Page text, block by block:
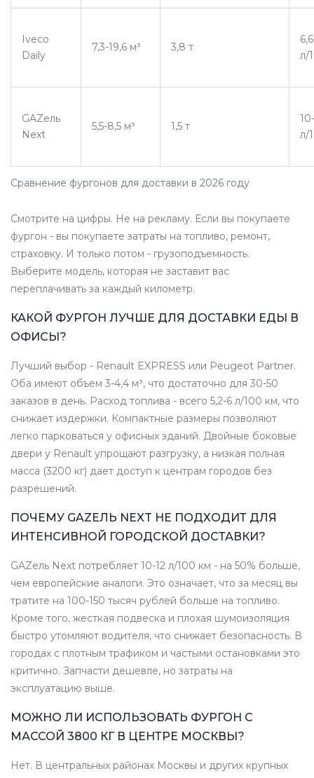
Сравнение фургонов для доставки в 2026 году
Iveco
Daily
7,3-19,6 м³ 3,8 т
л/
GAZель
Next
5,5-8,5 м³ 1,5 т
л/
Смотрите на цифры. Не на рекламу. Если вы покупаете
фургон - вы покупаете затраты на топливо, ремонт,
страховку. И только потом - грузоподъемность.
Выберите модель, которая не заставит вас
переплачивать за каждый километр.
КАКОЙ ФУРГОН ЛУЧШЕ ДЛЯ ДОСТАВКИ ЕДЫ В
ОФИСЫ?
Лучший выбор - Renault EXPRESS или Peugeot Partner.
Оба имеют объем 3-4,4 м³, что достаточно для 30-50
заказов в день. Расход топлива - всего 5,2-6 л/100 км, что
снижает издержки. Компактные размеры позволяют
легко парковаться у офисных зданий. Двойные боковые
двери у Renault упрощают разгрузку, а низкая полная
масса (3200 кг) дает доступ к центрам городов без
разрешений.
ПОЧЕМУ GAZЕЛЬ NEXT НЕ ПОДХОДИТ ДЛЯ
ИНТЕНСИВНОЙ ГОРОДСКОЙ ДОСТАВКИ?
GAZель Next потребляет 10-12 л/100 км - на 50% больше,
чем европейские аналоги. Это означает, что за месяц вы
тратите на 100-150 тысяч рублей больше на топливо.
Кроме того, жесткая подвеска и плохая шумоизоляция
быстро утомляют водителя, что снижает безопасность. В
городах с плотным трафиком и частыми остановками это
критично. Запчасти дешевле, но затраты на
эксплуатацию выше.
МОЖНО ЛИ ИСПОЛЬЗОВАТЬ ФУРГОН С
МАССОЙ 3800 КГ В ЦЕНТРЕ МОСКВЫ?
Нет. В центральных районах Москвы и других крупных